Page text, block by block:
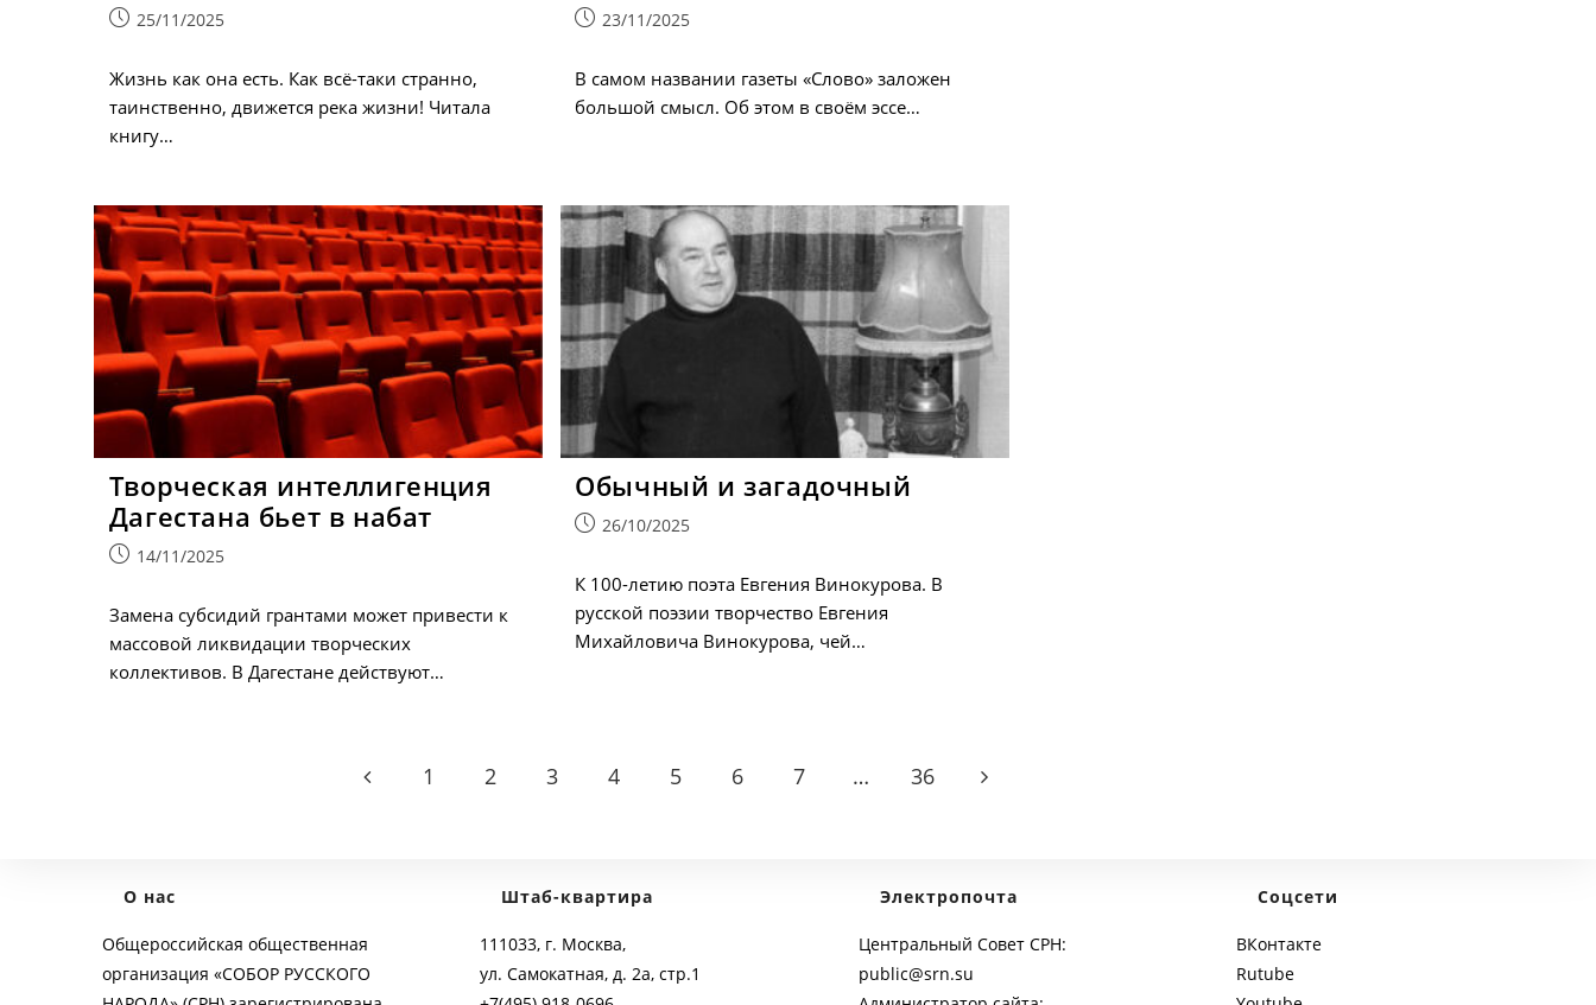
Запись25/11/2025
Жизнь как она есть. Как всё-таки странно,
таинственно, движется река жизни! Читала
книгу…
Запись23/11/2025
В самом названии газеты «Слово» заложен
большой смысл. Об этом в своём эссе…
Творческая интеллигенция
Дагестана бьет в набат
Запись14/11/2025
Замена субсидий грантами может привести к
массовой ликвидации творческих
коллективов. В Дагестане действуют…
Обычный и загадочный
Запись26/10/2025
К 100-летию поэта Евгения Винокурова. В
русской поэзии творчество Евгения
Михайловича Винокурова, чей…
Go to the previous page
1 2 3 4 5 6 7 … 36 Go to the next page
О нас
Общероссийская общественная
организация «СОБОР РУССКОГО
Штаб-квартира
111033, г. Москва,
ул. Самокатная, д. 2а, стр.1
Электропочта
Центральный Совет СРН:
public@srn.su
Соцсети
ВКонтакте
Rutube